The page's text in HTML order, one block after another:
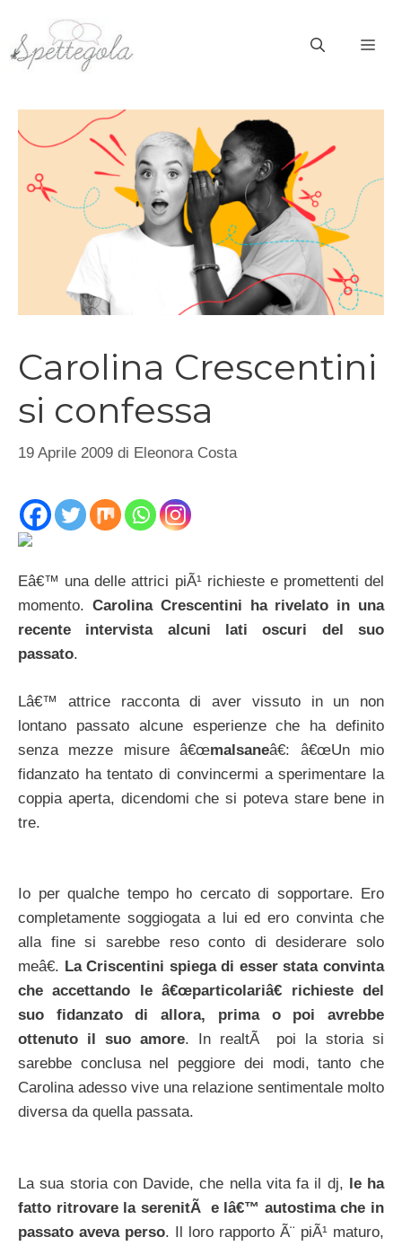
contenuto
Carolina Crescentini
si confessa
19 Aprile 2009 di Eleonora Costa
Eâ€™ una delle attrici piÃ¹ richieste e promettenti del
momento. Carolina Crescentini ha rivelato in una
recente intervista alcuni lati oscuri del suo
passato.
Lâ€™ attrice racconta di aver vissuto in un non
lontano passato alcune esperienze che ha definito
senza mezze misure â€œmalsaneâ€: â€œUn mio
fidanzato ha tentato di convincermi a sperimentare la
coppia aperta, dicendomi che si poteva stare bene in
tre.
Io per qualche tempo ho cercato di sopportare. Ero
completamente soggiogata a lui ed ero convinta che
alla fine si sarebbe reso conto di desiderare solo
meâ€. La Criscentini spiega di esser stata convinta
che accettando le â€œparticolariâ€ richieste del
suo fidanzato di allora, prima o poi avrebbe
ottenuto il suo amore. In realtÃ poi la storia si
sarebbe conclusa nel peggiore dei modi, tanto che
Carolina adesso vive una relazione sentimentale molto
diversa da quella passata.
La sua storia con Davide, che nella vita fa il dj, le ha
fatto ritrovare la serenitÃ e lâ€™ autostima che in
passato aveva perso. Il loro rapporto Ã¨ piÃ¹ maturo,